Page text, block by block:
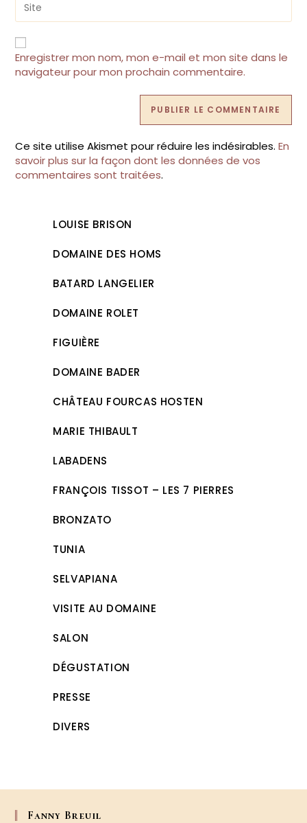
to
comment
l’URL
de
votre
site
(facultatif)
Enregistrer mon nom, mon e-mail et mon site dans le
navigateur pour mon prochain commentaire.
Ce site utilise Akismet pour réduire les indésirables.En
savoir plus sur la façon dont les données de vos
commentaires sont traitées.
LOUISE BRISON
DOMAINE DES HOMS
BATARD LANGELIER
DOMAINE ROLET
FIGUIÈRE
DOMAINE BADER
CHÂTEAU FOURCAS HOSTEN
MARIE THIBAULT
LABADENS
FRANÇOIS TISSOT – LES 7 PIERRES
BRONZATO
TUNIA
SELVAPIANA
VISITE AU DOMAINE
SALON
DÉGUSTATION
PRESSE
DIVERS
Fanny Breuil